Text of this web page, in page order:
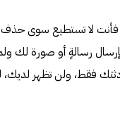
فأنت لا تستطيع سوى حذف
رسالةٍ أو صورة لك
فقط، ولن تظهر لديك،